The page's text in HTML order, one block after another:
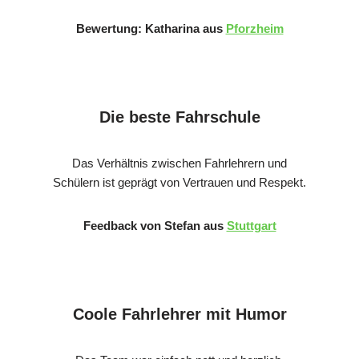
Bewertung: Katharina aus Pforzheim
Die beste Fahrschule
Das Verhältnis zwischen Fahrlehrern und
Schülern ist geprägt von Vertrauen und Respekt.
Feedback von Stefan aus Stuttgart
Coole Fahrlehrer mit Humor